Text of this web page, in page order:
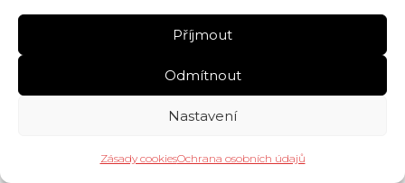
Příjmout
Odmítnout
Nastavení
Zásady cookiesOchrana osobních údajů